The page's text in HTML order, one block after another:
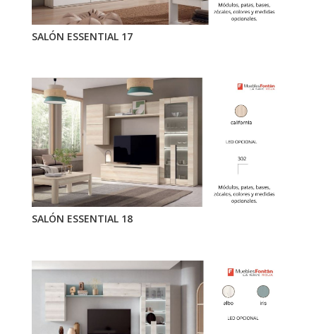
SALÓN ESSENTIAL 17
SALÓN ESSENTIAL 18